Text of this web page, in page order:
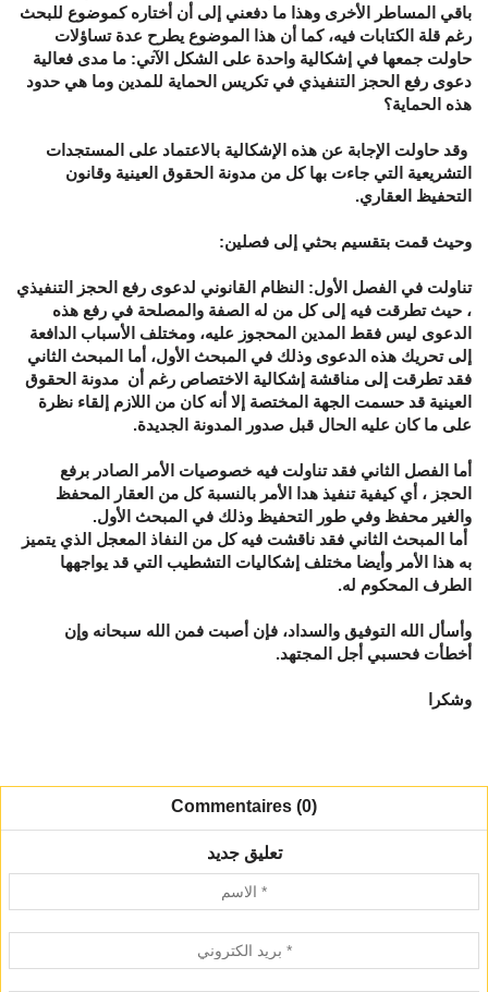
باقي المساطر الأخرى وهذا ما دفعني إلى أن أختاره كموضوع للبحث
رغم قلة الكتابات فيه، كما أن هذا الموضوع يطرح عدة تساؤلات
حاولت جمعها في إشكالية واحدة على الشكل الآتي: ما مدى فعالية
دعوى رفع الحجز التنفيذي في تكريس الحماية للمدين وما هي حدود
هذه الحماية؟
وقد حاولت الإجابة عن هذه الإشكالية بالاعتماد على المستجدات
التشريعية التي جاءت بها كل من مدونة الحقوق العينية وقانون
التحفيظ العقاري.
وحيث قمت بتقسيم بحثي إلى فصلين:
تناولت في الفصل الأول: النظام القانوني لدعوى رفع الحجز التنفيذي
، حيث تطرقت فيه إلى كل من له الصفة والمصلحة في رفع هذه
الدعوى ليس فقط المدين المحجوز عليه، ومختلف الأسباب الدافعة
إلى تحريك هذه الدعوى وذلك في المبحث الأول، أما المبحث الثاني
فقد تطرقت إلى مناقشة إشكالية الاختصاص رغم أن مدونة الحقوق
العينية قد حسمت الجهة المختصة إلا أنه كان من اللازم إلقاء نظرة
على ما كان عليه الحال قبل صدور المدونة الجديدة.
أما الفصل الثاني فقد تناولت فيه خصوصيات الأمر الصادر برفع
الحجز ، أي كيفية تنفيذ هدا الأمر بالنسبة كل من العقار المحفظ
والغير محفظ وفي طور التحفيظ وذلك في المبحث الأول.
أما المبحث الثاني فقد ناقشت فيه كل من النفاذ المعجل الذي يتميز
به هذا الأمر وأيضا مختلف إشكاليات التشطيب التي قد يواجهها
الطرف المحكوم له.
وأسأل الله التوفيق والسداد، فإن أصبت فمن الله سبحانه وإن
أخطأت فحسبي أجل المجتهد.
وشكرا
Commentaires (0)
تعليق جديد